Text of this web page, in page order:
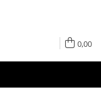
0,00